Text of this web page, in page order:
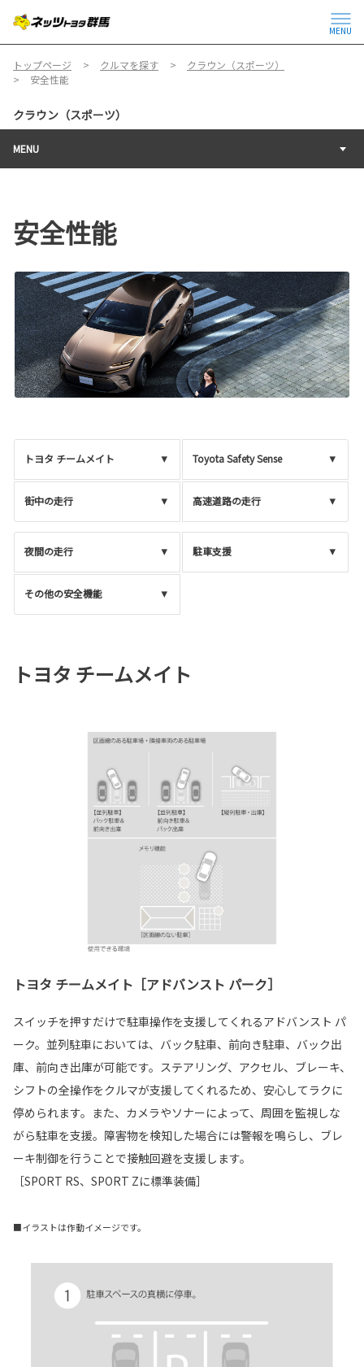
MENU
トップページ クルマを探す
クラウン（スポーツ）
安全性能
クラウン（スポーツ）
MENU
安全性能
トヨタ チームメイト Toyota Safety Sense
街中の走行 高速道路の走行
夜間の走行 駐車支援
その他の安全機能
トヨタ チームメイト
トヨタ チームメイト［アドバンスト パーク］
スイッチを押すだけで駐車操作を支援してくれるアドバンスト パ
ーク。並列駐車においては、バック駐車、前向き駐車、バック出
庫、前向き出庫が可能です。ステアリング、アクセル、ブレーキ、
シフトの全操作をクルマが支援してくれるため、安心してラクに
停められます。また、カメラやソナーによって、周囲を監視しな
がら駐車を支援。障害物を検知した場合には警報を鳴らし、ブレ
ーキ制御を行うことで接触回避を支援します。
［SPORT RS、SPORT Zに標準装備］
■イラストは作動イメージです。